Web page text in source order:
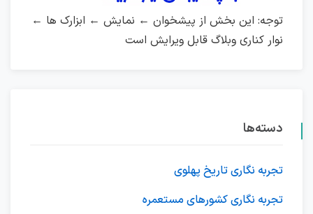
توجه: این بخش از پیشخوان ← نمایش ← ابزارک ها ←
نوار کناری وبلاگ قابل ویرایش است
دسته‌ها
تجربه نگاری تاریخ پهلوی
تجربه نگاری کشورهای مستعمره